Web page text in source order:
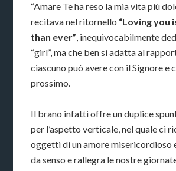
“Amare Te ha reso la mia vita più
recitava nel ritornello “Loving you
than ever”, inequivocabilmente
“girl”, ma che ben si adatta al
ciascuno può avere con il Signore e
prossimo.
Il brano infatti offre un duplice
per l’aspetto verticale, nel quale ci
oggetti di un amore misericordioso
da senso e rallegra le nostre